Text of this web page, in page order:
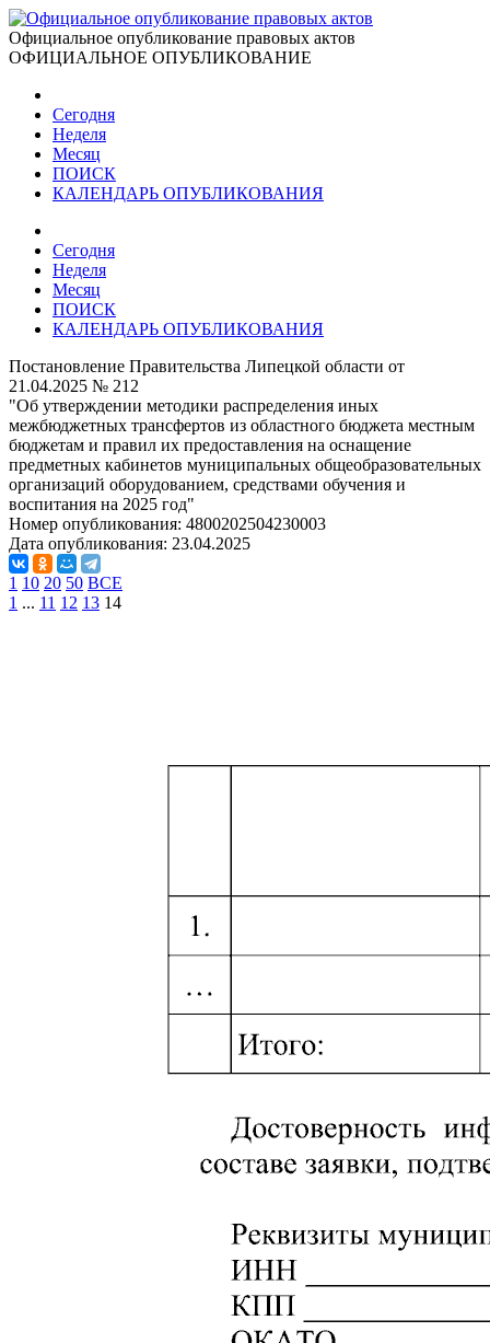
Официальное опубликование правовых актов
ОФИЦИАЛЬНОЕ ОПУБЛИКОВАНИЕ
Сегодня
Неделя
Месяц
ПОИСК
КАЛЕНДАРЬ ОПУБЛИКОВАНИЯ
Сегодня
Неделя
Месяц
ПОИСК
КАЛЕНДАРЬ ОПУБЛИКОВАНИЯ
Постановление Правительства Липецкой области от
21.04.2025 № 212
"Об утверждении методики распределения иных
межбюджетных трансфертов из областного бюджета местным
бюджетам и правил их предоставления на оснащение
предметных кабинетов муниципальных общеобразовательных
организаций оборудованием, средствами обучения и
воспитания на 2025 год"
Номер опубликования: 4800202504230003
Дата опубликования: 23.04.2025
1 10 20 50 ВСЕ
1 ... 11 12 13 14